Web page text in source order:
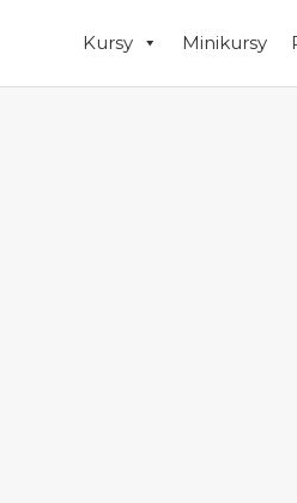
Kursy Minikursy